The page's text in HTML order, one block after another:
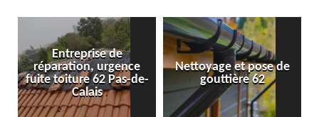
Entreprise de
réparation, urgence
fuite toiture 62 Pas-de-
Calais
Nettoyage et pose de
gouttière 62